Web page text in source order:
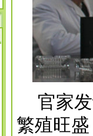
官家发
繁殖旺